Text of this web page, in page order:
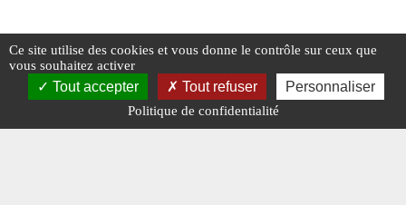
Ce site utilise des cookies et vous donne le contrôle sur ceux que
vous souhaitez activer
Tout accepter Tout refuser Personnaliser
Politique de confidentialité